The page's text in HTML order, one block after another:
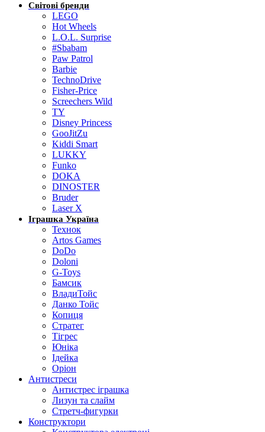
Світові бренди
LEGO
Hot Wheels
L.O.L. Surprise
#Sbabam
Paw Patrol
Barbie
TechnoDrive
Fisher-Price
Screechers Wild
TY
Disney Princess
GooJitZu
Kiddi Smart
LUKKY
Funko
DOKA
DINOSTER
Bruder
Laser X
Іграшка Україна
Технок
Artos Games
DoDo
Doloni
G-Toys
Бамсик
ВладиТойс
Данко Тойс
Копиця
Стратег
Тігрес
Юніка
Ідейка
Оріон
Антистреси
Антистрес іграшка
Лизун та слайм
Стретч-фигурки
Конструктори